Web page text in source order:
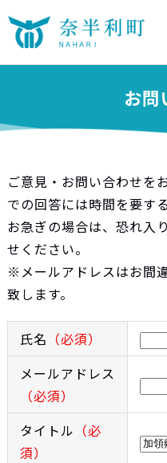
お問
ご意見・お問い合わせを
での回答には時間を要す
お急ぎの場合は、恐れ入
せください。
※メールアドレスはお間
致します。
氏名 （必須）
メールアドレス
（必須）
タイトル （必
須）